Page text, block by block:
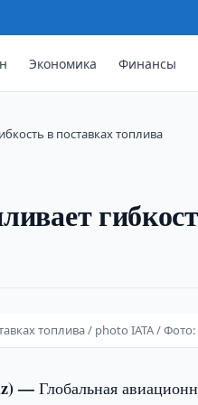
Экономика Финансы
в поставках топлива
топлива / photo IATA / Фото:
—Глобальная